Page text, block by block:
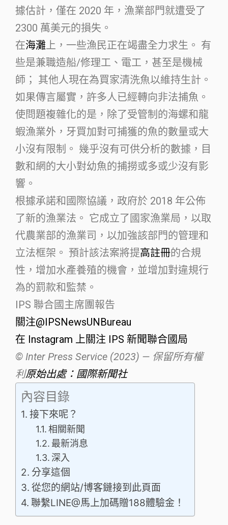
據估計，僅在 2020 年，漁業部門就遭受了
2300 萬美元的損失。
在海灘 上，一些漁民正在竭盡全力求生。 有
些是兼職造船/修理工、電工，甚至是機械
師； 其他人現在為買家清洗魚以維持生計。
如果傳言屬實，許多人已經轉向非法捕魚。
使問題複雜化的是，除了受管制的海螺和龍
蝦漁業外，牙買加對可捕獲的魚的數量或大
小沒有限制。 幾乎沒有可供分析的數據，目
數和網的大小對幼魚的捕撈或多或少沒有影
響。
根據承諾和國際協議，政府於 2018 年公佈
了新的漁業法。 它成立了國家漁業局，以取
代農業部的漁業司，以加強該部門的管理和
立法框架。 預計該法案將提高註冊的合規
性，增加水產養殖的機會，並增加對違規行
為的罰款和監禁。
IPS 聯合國主席團報告
關注@IPSNewsUNBureau
在 Instagram 上關注 IPS 新聞聯合國局
© Inter Press Service (2023) — 保留所有權
利原始出處：國際新聞社
內容目錄
接下來呢？
相關新聞
最新消息
深入
分享這個
從您的網站/博客鏈接到此頁面
聯繫LINE@馬上加碼贈188體驗金！